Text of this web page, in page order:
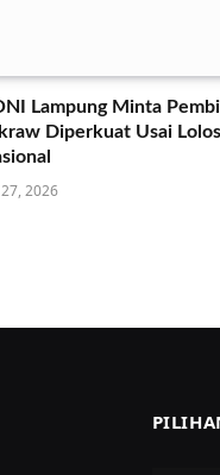
Lampung Minta
Diperkuat Usai
27, 2026